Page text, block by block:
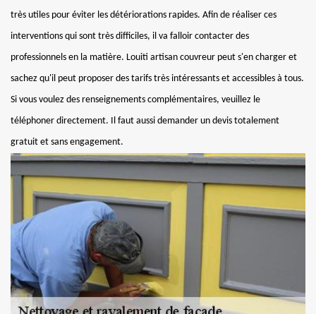
très utiles pour éviter les détériorations rapides. Afin de réaliser ces
interventions qui sont très difficiles, il va falloir contacter des
professionnels en la matière. Louiti artisan couvreur peut s'en charger et
sachez qu'il peut proposer des tarifs très intéressants et accessibles à tous.
Si vous voulez des renseignements complémentaires, veuillez le
téléphoner directement. Il faut aussi demander un devis totalement
gratuit et sans engagement.